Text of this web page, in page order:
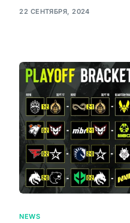
22 СЕНТЯБРЯ, 2024
NEWS